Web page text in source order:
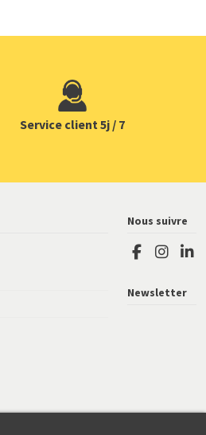
Service client 5j / 7
Nous suivre
Newsletter